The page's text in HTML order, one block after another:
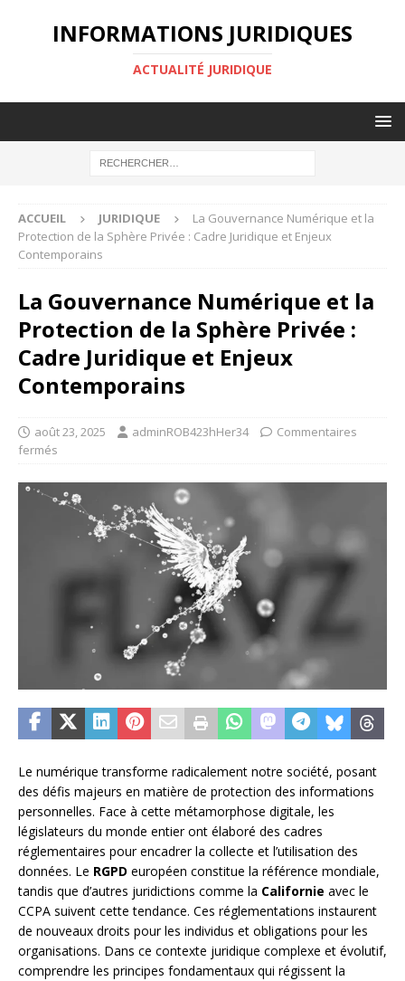
INFORMATIONS JURIDIQUES
ACTUALITÉ JURIDIQUE
ACCUEIL JURIDIQUE
La Gouvernance Numérique et la
Protection de la Sphère Privée : Cadre Juridique et Enjeux
Contemporains
La Gouvernance Numérique et la
Protection de la Sphère Privée :
Cadre Juridique et Enjeux
Contemporains
août 23, 2025 adminROB423hHer34
Commentaires
fermés
Le numérique transforme radicalement notre société, posant
des défis majeurs en matière de protection des informations
personnelles. Face à cette métamorphose digitale, les
législateurs du monde entier ont élaboré des cadres
réglementaires pour encadrer la collecte et l’utilisation des
données. Le RGPD européen constitue la référence mondiale,
tandis que d’autres juridictions comme la Californie avec le
CCPA suivent cette tendance. Ces réglementations instaurent
de nouveaux droits pour les individus et obligations pour les
organisations. Dans ce contexte juridique complexe et évolutif,
comprendre les principes fondamentaux qui régissent la